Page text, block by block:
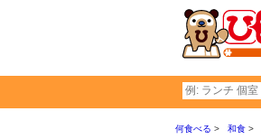
何食べる 和食